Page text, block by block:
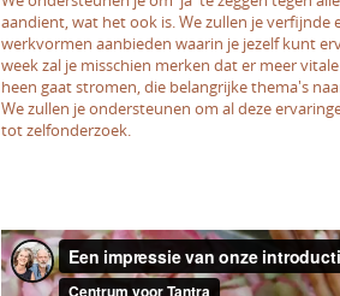
aandient, wat het ook is. We zullen je
werkvormen aanbieden waarin je jezelf kunt
week zal je misschien merken dat er meer
heen gaat stromen, die belangrijke thema's
We zullen je ondersteunen om al deze
tot zelfonderzoek.